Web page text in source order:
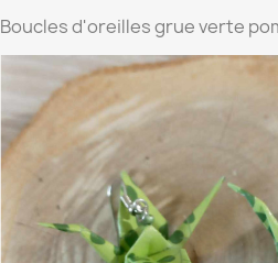
Boucles d'oreilles grue verte